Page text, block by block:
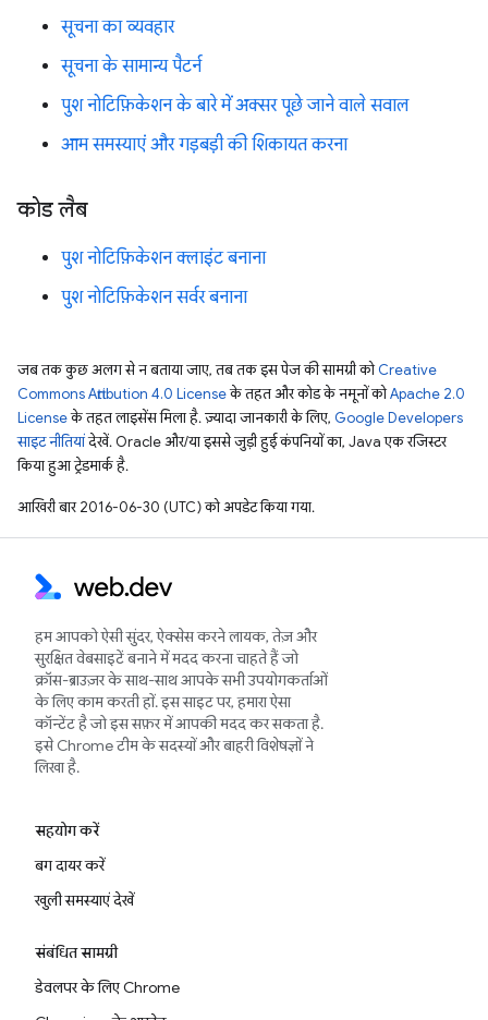
सूचना का व्यवहार
सूचना के सामान्य पैटर्न
पुश नोटिफ़िकेशन के बारे में अक्सर पूछे जाने वाले सवाल
आम समस्याएं और गड़बड़ी की शिकायत करना
कोड लैब
पुश नोटिफ़िकेशन क्लाइंट बनाना
पुश नोटिफ़िकेशन सर्वर बनाना
जब तक कुछ अलग से न बताया जाए, तब तक इस पेज की सामग्री कोCreative
Commons Attribution 4.0 Licenseके तहत और कोड के नमूनों कोApache 2.0
Licenseके तहत लाइसेंस मिला है. ज़्यादा जानकारी के लिए, Google Developers
साइट नीतियांदेखें. Oracle और/या इससे जुड़ी हुई कंपनियों का, Java एक रजिस्टर
किया हुआ ट्रेडमार्क है.
आखिरी बार 2016-06-30 (UTC) को अपडेट किया गया.
हम आपको ऐसी सुंदर, ऐक्सेस करने लायक, तेज़ और
सुरक्षित वेबसाइटें बनाने में मदद करना चाहते हैं जो
क्रॉस-ब्राउज़र के साथ-साथ आपके सभी उपयोगकर्ताओं
के लिए काम करती हों. इस साइट पर, हमारा ऐसा
कॉन्टेंट है जो इस सफ़र में आपकी मदद कर सकता है.
इसे Chrome टीम के सदस्यों और बाहरी विशेषज्ञों ने
लिखा है.
सहयोग करें
बग दायर करें
खुली समस्याएं देखें
संबंधित सामग्री
डेवलपर के लिए Chrome